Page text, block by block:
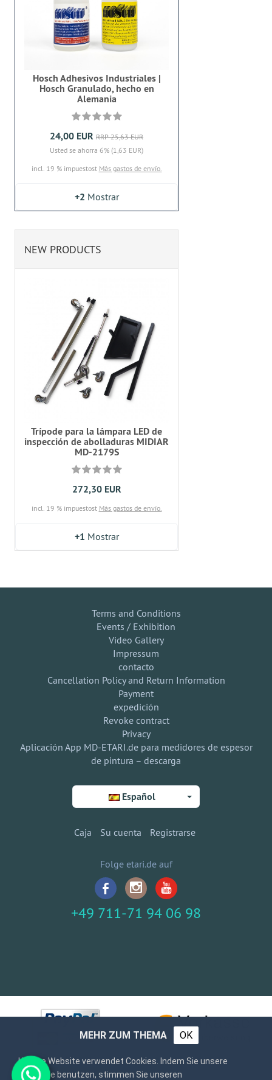
Hosch Adhesivos Industriales |
Hosch Granulado, hecho en
Alemania
24,00 EUR RRP 25,63 EUR
Usted se ahorra 6% (1,63 EUR)
incl. 19 % impuestost Más gastos de envío.
+2 Mostrar
NEW PRODUCTS
Trípode para la lámpara LED de
inspección de abolladuras MIDIAR
MD-2179S
272,30 EUR
incl. 19 % impuestost Más gastos de envío.
+1 Mostrar
Terms and Conditions
Events / Exhibition
Video Gallery
Impressum
contacto
Cancellation Policy and Return Information
Payment
expedición
Revoke contract
Privacy
Aplicación App MD-ETARI.de para medidores de espesor
de pintura – descarga
Español
Caja Su cuenta Registrarse
Folge etari.de auf
+49 711-71 94 06 98
MEHR ZUM THEMA OK
Unsere Website verwendet Cookies. Indem Sie unsere
Webseite benutzen, stimmen Sie unseren